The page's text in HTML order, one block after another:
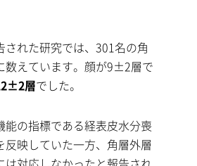
れた研究では、301名の角
数えています。顔が9±2層で
層でした。
の指標である経表皮水分喪
映していた一方、角層外層